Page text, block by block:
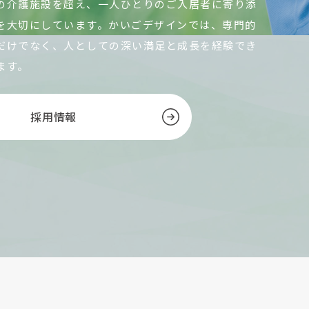
介護施設を超え、一人ひとりのご入居者に寄り添
大切にしています。かいごデザインでは、専門的
けでなく、人としての深い満足と成長を経験でき
。
採用情報